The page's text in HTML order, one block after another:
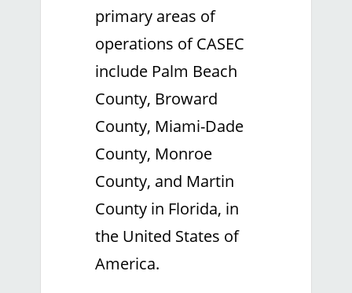
primary areas of
operations of CASEC
include Palm Beach
County, Broward
County, Miami-Dade
County, Monroe
County, and Martin
County in Florida, in
the United States of
America.